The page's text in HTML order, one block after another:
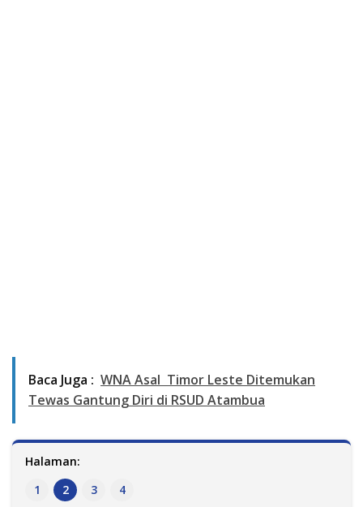
Baca Juga : WNA Asal Timor Leste Ditemukan
Tewas Gantung Diri di RSUD Atambua
Halaman:
1
2 3 4